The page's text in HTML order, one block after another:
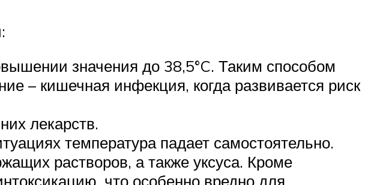
значения до 38,5°C. Таким способом
– кишечная инфекция, когда развивается риск
лекарств.
температура падает самостоятельно.
растворов, а также уксуса. Кроме
что особенно вредно для